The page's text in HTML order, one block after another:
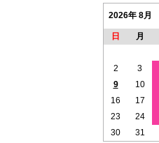
2026年 8月
日 月
2
3
9
10
16
17
23
24
30
31